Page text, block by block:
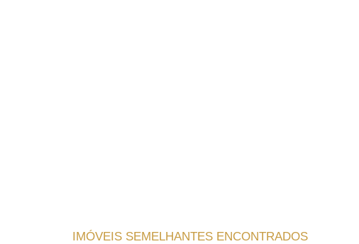
IMÓVEIS SEMELHANTES ENCONTRADOS